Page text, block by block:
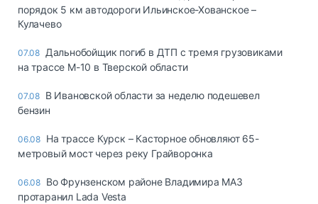
порядок 5 км автодороги Ильинское-Хованское –
Кулачево
07.08 Дальнобойщик погиб в ДТП с тремя грузовиками
на трассе М-10 в Тверской области
07.08 В Ивановской области за неделю подешевел
бензин
06.08 На трассе Курск – Касторное обновляют 65-
метровый мост через реку Грайворонка
06.08 Во Фрунзенском районе Владимира МАЗ
протаранил Lada Vesta